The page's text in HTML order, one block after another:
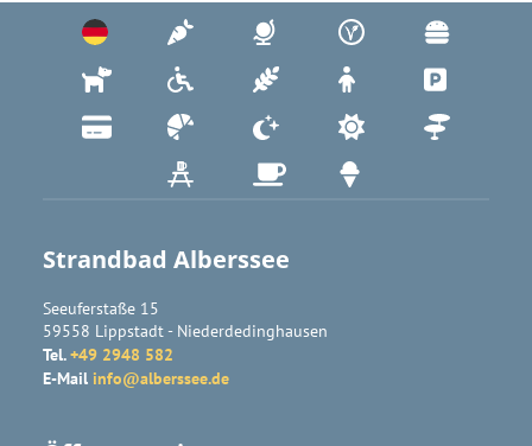
Strandbad Alberssee
Seeuferstaße 15
59558 Lippstadt- Niederdedinghausen
Tel. +49 2948 582
E-Mail info@alberssee.de